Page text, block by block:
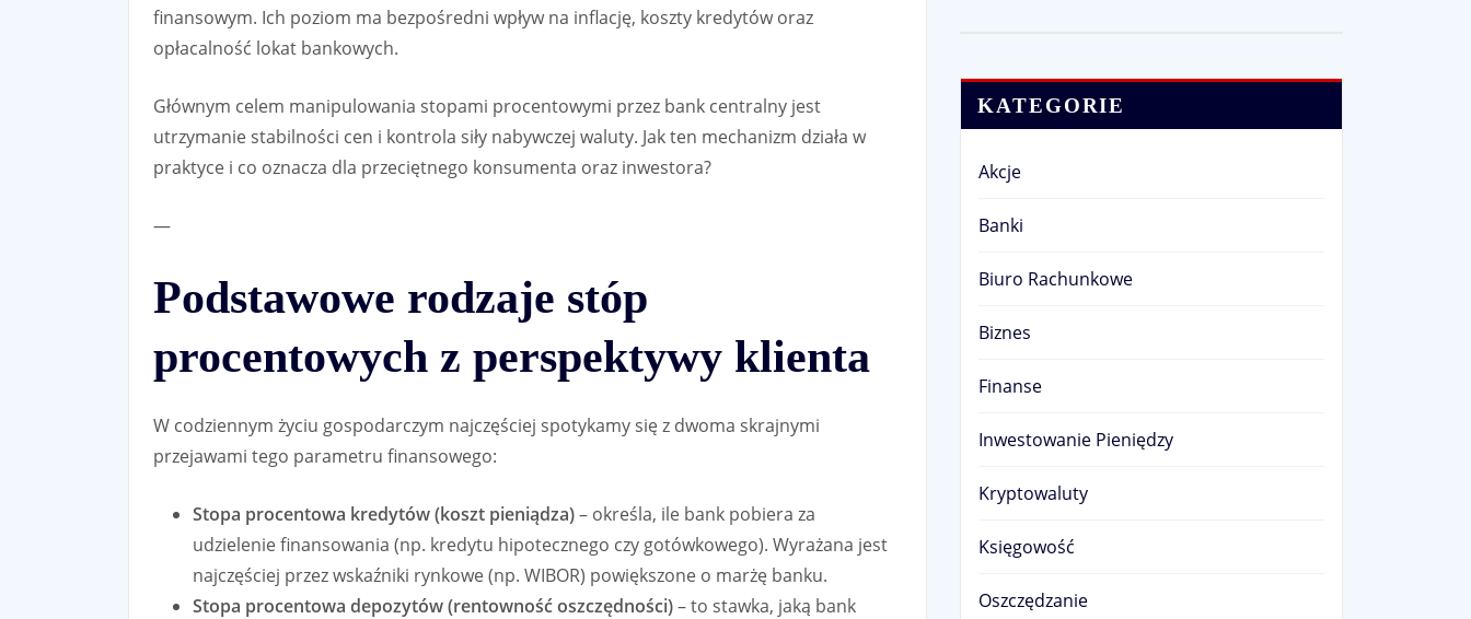
finansowym. Ich poziom ma bezpośredni wpływ na inflację, koszty kredytów oraz
opłacalność lokat bankowych.
Głównym celem manipulowania stopami procentowymi przez bank centralny jest
utrzymanie stabilności cen i kontrola siły nabywczej waluty. Jak ten mechanizm działa w
praktyce i co oznacza dla przeciętnego konsumenta oraz inwestora?
—
Podstawowe rodzaje stóp
procentowych z perspektywy klienta
W codziennym życiu gospodarczym najczęściej spotykamy się z dwoma skrajnymi
przejawami tego parametru finansowego:
Stopa procentowa kredytów (koszt pieniądza)– określa, ile bank pobiera za
udzielenie finansowania (np. kredytu hipotecznego czy gotówkowego). Wyrażana jest
najczęściej przez wskaźniki rynkowe (np. WIBOR) powiększone o marżę banku.
Stopa procentowa depozytów (rentowność oszczędności)– to stawka, jaką bank
KATEGORIE
Akcje
Banki
Biuro Rachunkowe
Biznes
Finanse
Inwestowanie Pieniędzy
Kryptowaluty
Księgowość
Oszczędzanie